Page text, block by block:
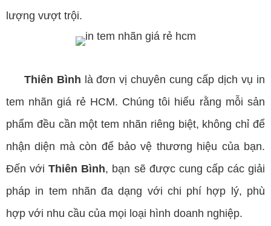
lượng vượt trội.
Thiên Bình là đơn vị chuyên cung cấp dịch vụ in
tem nhãn giá rẻ HCM. Chúng tôi hiểu rằng mỗi sản
phẩm đều cần một tem nhãn riêng biệt, không chỉ để
nhận diện mà còn để bảo vệ thương hiệu của bạn.
Đến vớiThiên Bình, bạn sẽ được cung cấp các giải
pháp in tem nhãn đa dạng với chi phí hợp lý, phù
hợp với nhu cầu của mọi loại hình doanh nghiệp.